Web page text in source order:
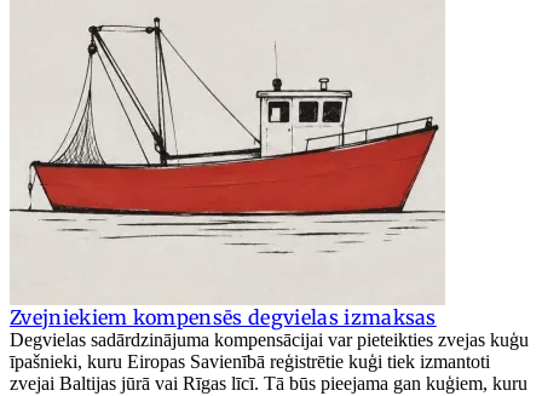
Zvejniekiem kompensēs degvielas izmaksas
Degvielas sadārdzinājuma kompensācijai var pieteikties zvejas kuģu
īpašnieki, kuru Eiropas Savienībā reģistrētie kuģi tiek izmantoti
zvejai Baltijas jūrā vai Rīgas līcī. Tā būs pieejama gan kuģiem, kuru